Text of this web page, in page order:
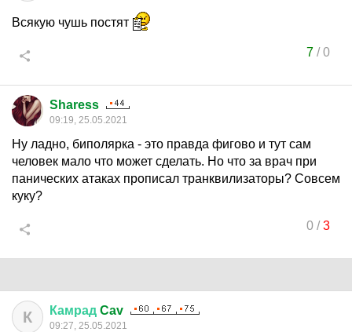
Всякую чушь постят
7/0
Sharess
09:19, 25.05.2021
Ну ладно, биполярка - это правда фигово и тут сам
человек мало что может сделать. Но что за врач при
панических атаках прописал транквилизаторы? Совсем
куку?
0/3
К Камрад Cav
09:27, 25.05.2021